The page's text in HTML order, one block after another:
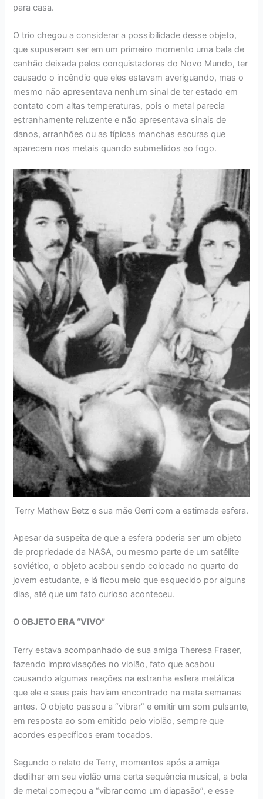
para casa.
O trio chegou a considerar a possibilidade desse objeto,
que supuseram ser em um primeiro momento uma bala de
canhão deixada pelos conquistadores do Novo Mundo, ter
causado o incêndio que eles estavam averiguando, mas o
mesmo não apresentava nenhum sinal de ter estado em
contato com altas temperaturas, pois o metal parecia
estranhamente reluzente e não apresentava sinais de
danos, arranhões ou as típicas manchas escuras que
aparecem nos metais quando submetidos ao fogo.
Terry Mathew Betz e sua mãe Gerri com a estimada esfera.
Apesar da suspeita de que a esfera poderia ser um objeto
de propriedade da NASA, ou mesmo parte de um satélite
soviético, o objeto acabou sendo colocado no quarto do
jovem estudante, e lá ficou meio que esquecido por alguns
dias, até que um fato curioso aconteceu.
O OBJETO ERA “VIVO”
Terry estava acompanhado de sua amiga Theresa Fraser,
fazendo improvisações no violão, fato que acabou
causando algumas reações na estranha esfera metálica
que ele e seus pais haviam encontrado na mata semanas
antes. O objeto passou a “vibrar” e emitir um som pulsante,
em resposta ao som emitido pelo violão, sempre que
acordes específicos eram tocados.
Segundo o relato de Terry, momentos após a amiga
dedilhar em seu violão uma certa sequência musical, a bola
de metal começou a “vibrar como um diapasão”, e esse